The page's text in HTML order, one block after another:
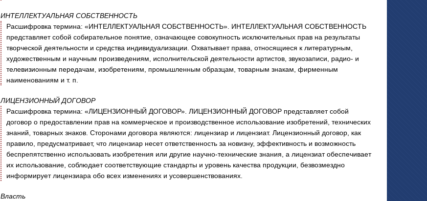
ИНТЕЛЛЕКТУАЛЬНАЯ СОБСТВЕННОСТЬ
Расшифровка термина: «ИНТЕЛЛЕКТУАЛЬНАЯ СОБСТВЕННОСТЬ». ИНТЕЛЛЕКТУАЛЬНАЯ СОБСТВЕННОСТЬ
представляет собой собирательное понятие, означающее совокупность исключительных прав на результаты
творческой деятельности и средства индивидуализации. Охватывает права, относящиеся к литературным,
художественным и научным произведениям, исполнительской деятельности артистов, звукозаписи, радио- и
телевизионным передачам, изобретениям, промышленным образцам, товарным знакам, фирменным
наименованиям и т. п.
ЛИЦЕНЗИОННЫЙ ДОГОВОР
Расшифровка термина: «ЛИЦЕНЗИОННЫЙ ДОГОВОР». ЛИЦЕНЗИОННЫЙ ДОГОВОР представляет собой
договор о предоставлении прав на коммерческое и производственное использование изобретений, технических
знаний, товарных знаков. Сторонами договора являются: лицензиар и лицензиат. Лицензионный договор, как
правило, предусматривает, что лицензиар несет ответственность за новизну, эффективность и возможность
беспрепятственно использовать изобретения или другие научно-технические знания, а лицензиат обеспечивает
их использование, соблюдает соответствующие стандарты и уровень качества продукции, безвозмездно
информирует лицензиара обо всех изменениях и усовершенствованиях.
Власть